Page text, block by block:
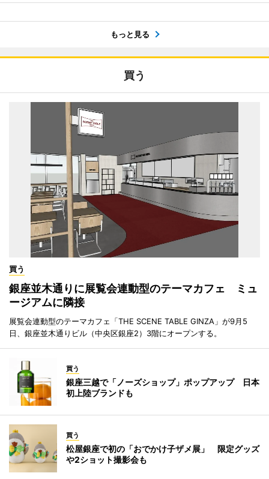
もっと見る
買う
買う
銀座並木通りに展覧会連動型のテーマカフェ ミュ
ージアムに隣接
展覧会連動型のテーマカフェ「THE SCENE TABLE GINZA」が9月5
日、銀座並木通りビル（中央区銀座2）3階にオープンする。
買う
銀座三越で「ノーズショップ」ポップアップ 日本
初上陸ブランドも
買う
松屋銀座で初の「おでかけ子ザメ展」 限定グッズ
や2ショット撮影会も